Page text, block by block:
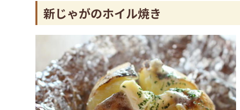
新じゃがのホイル焼き